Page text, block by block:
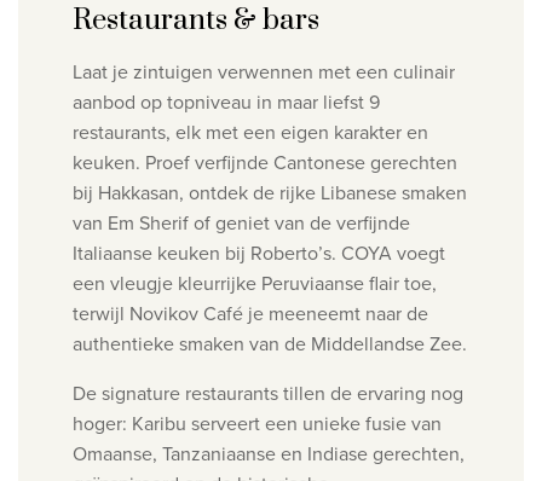
Restaurants & bars
Laat je zintuigen verwennen met een culinair
aanbod op topniveau in maar liefst 9
restaurants, elk met een eigen karakter en
keuken. Proef verfijnde Cantonese gerechten
bij Hakkasan, ontdek de rijke Libanese smaken
van Em Sherif of geniet van de verfijnde
Italiaanse keuken bij Roberto’s. COYA voegt
een vleugje kleurrijke Peruviaanse flair toe,
terwijl Novikov Café je meeneemt naar de
authentieke smaken van de Middellandse Zee.
De signature restaurants tillen de ervaring nog
hoger: Karibu serveert een unieke fusie van
Omaanse, Tanzaniaanse en Indiase gerechten,